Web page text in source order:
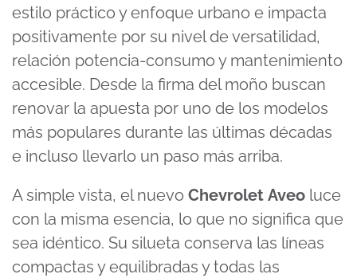
estilo práctico y enfoque urbano e impacta
positivamente por su nivel de versatilidad,
relación potencia-consumo y mantenimiento
accesible. Desde la firma del moño buscan
renovar la apuesta por uno de los modelos
más populares durante las últimas décadas
e incluso llevarlo un paso más arriba.
A simple vista, el nuevo Chevrolet Aveo luce
con la misma esencia, lo que no significa que
sea idéntico. Su silueta conserva las líneas
compactas y equilibradas y todas las